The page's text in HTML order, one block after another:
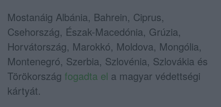
Mostanáig Albánia, Bahrein, Ciprus,
Csehország, Észak-Macedónia, Grúzia,
Horvátország, Marokkó, Moldova, Mongólia,
Montenegró, Szerbia, Szlovénia, Szlovákia és
Törökország fogadta el a magyar védettségi
kártyát.